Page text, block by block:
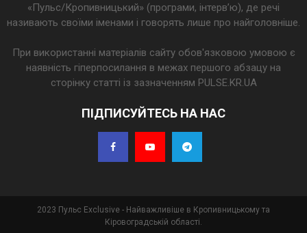
«Пульс/Кропивницький» (програми, інтерв’ю), де речі
називають своїми іменами і говорять лише про найголовніше.
При використанні матеріалів сайту обов'язковою умовою є
наявність гіперпосилання в межах першого абзацу на
сторінку статті із зазначенням PULSE.KR.UA
ПІДПИСУЙТЕСЬ НА НАС
2023 Пульс Exclusive - Найважливіше в Кропивницькому та
Кіровоградській області.